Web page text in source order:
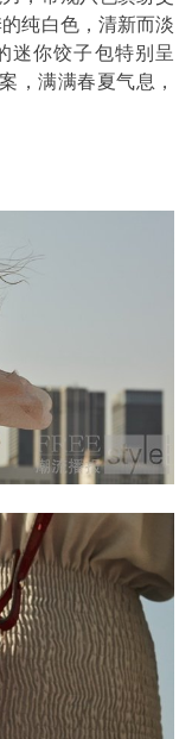
纯白色，清新而淡
迷你饺子包特别呈
，满满春夏气息，